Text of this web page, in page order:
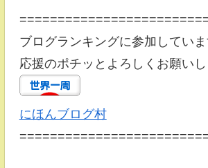
ブログランキングに参加していま
応援のポチッとよろしくお願いし
にほんブログ村